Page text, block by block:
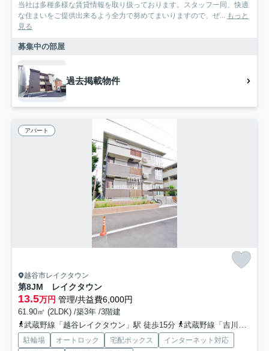
当社は多種多様な賃貸情報を取り扱っております。スタッフ一同、快適
な住まいをご提供出来るよう全力で努めてまいりますので、ぜ... もっと
見る
募集中の部屋
過去掲載物件
アパート
越谷市レイクタウン
第8JM レイクタウン
13.5万円 管理/共益費6,000円
61.90㎡ (2LDK) /築3年 /3階建
武蔵野線「越谷レイクタウン」駅 徒歩15分
武蔵野線「吉川」駅 徒歩38分
駐輪場 オートロック 宅配ボックス
インターネット対応